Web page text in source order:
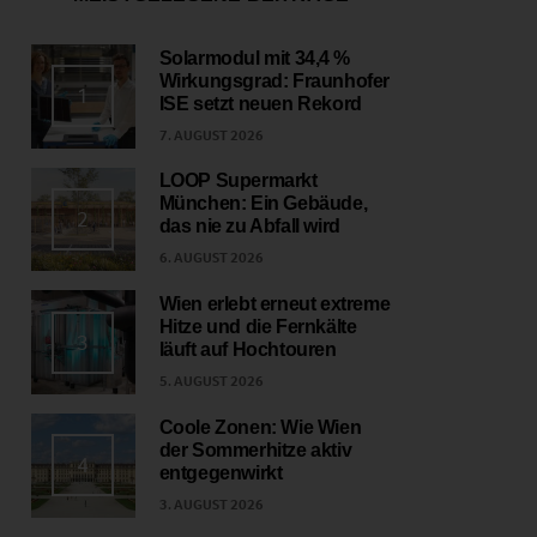
1
Solarmodul mit 34,4 %
Wirkungsgrad: Fraunhofer
ISE setzt neuen Rekord
7. AUGUST 2026
2
LOOP Supermarkt
München: Ein Gebäude,
das nie zu Abfall wird
6. AUGUST 2026
3
Wien erlebt erneut extreme
Hitze und die Fernkälte
läuft auf Hochtouren
5. AUGUST 2026
4
Coole Zonen: Wie Wien
der Sommerhitze aktiv
entgegenwirkt
3. AUGUST 2026